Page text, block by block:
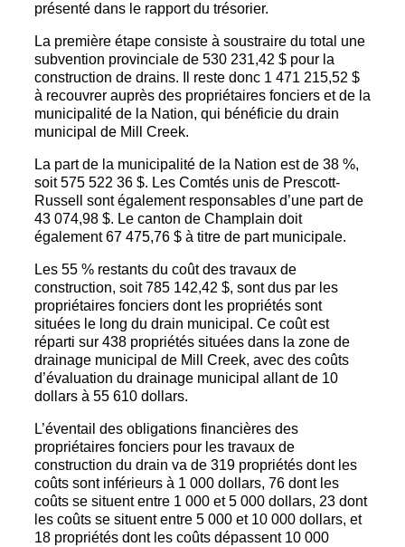
présenté dans le rapport du trésorier.
La première étape consiste à soustraire du total une
subvention provinciale de 530 231,42 $ pour la
construction de drains. Il reste donc 1 471 215,52 $
à recouvrer auprès des propriétaires fonciers et de la
municipalité de la Nation, qui bénéficie du drain
municipal de Mill Creek.
La part de la municipalité de la Nation est de 38 %,
soit 575 522 36 $. Les Comtés unis de Prescott-
Russell sont également responsables d’une part de
43 074,98 $. Le canton de Champlain doit
également 67 475,76 $ à titre de part municipale.
Les 55 % restants du coût des travaux de
construction, soit 785 142,42 $, sont dus par les
propriétaires fonciers dont les propriétés sont
situées le long du drain municipal. Ce coût est
réparti sur 438 propriétés situées dans la zone de
drainage municipal de Mill Creek, avec des coûts
d’évaluation du drainage municipal allant de 10
dollars à 55 610 dollars.
L’éventail des obligations financières des
propriétaires fonciers pour les travaux de
construction du drain va de 319 propriétés dont les
coûts sont inférieurs à 1 000 dollars, 76 dont les
coûts se situent entre 1 000 et 5 000 dollars, 23 dont
les coûts se situent entre 5 000 et 10 000 dollars, et
18 propriétés dont les coûts dépassent 10 000